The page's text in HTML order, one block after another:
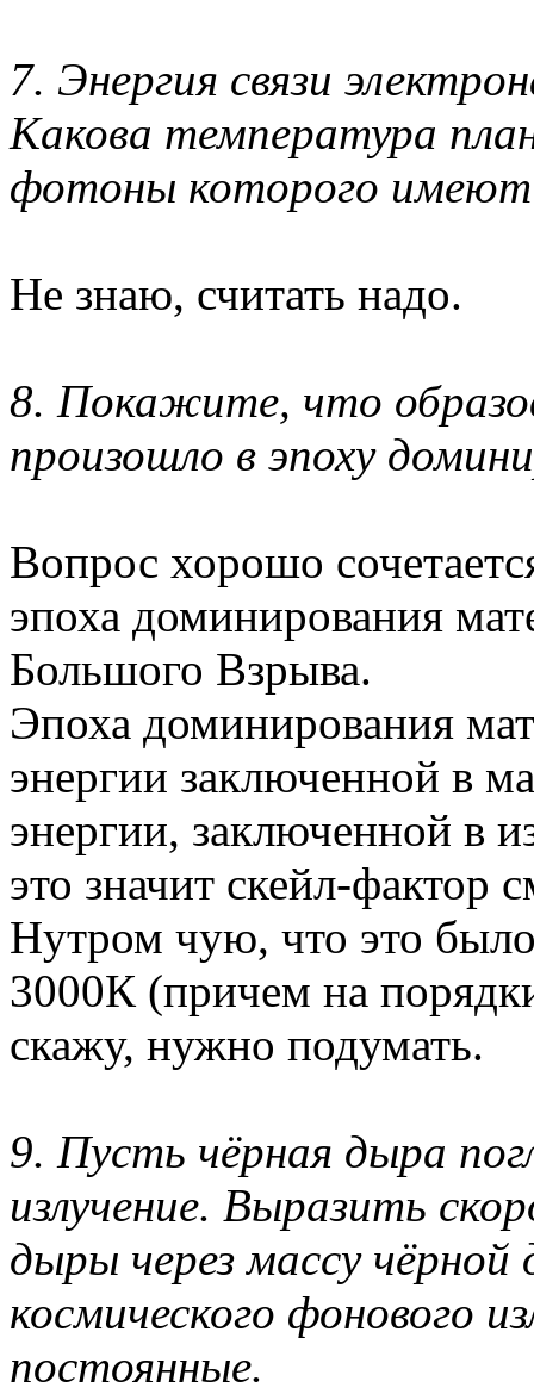
7. Энергия связи
Какова температура
фотоны которого
Не знаю, считать надо.
8. Покажите, что
произошло в эпоху
Вопрос хорошо
эпоха доминирования
Большого Взрыва.
Эпоха доминирования
энергии заключенной в
энергии, заключенной в
это значит скейл-фактор
Нутром чую, что это
3000К (причем на
скажу, нужно подумать.
9. Пусть чёрная дыра
излучение. Выразить
дыры через массу
космического фонового
постоянные.